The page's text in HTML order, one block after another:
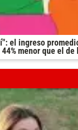
el ingreso
menor que el de